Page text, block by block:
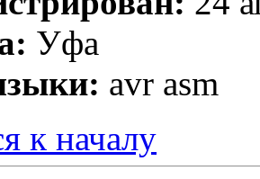
Уфа
avr asm
к началу